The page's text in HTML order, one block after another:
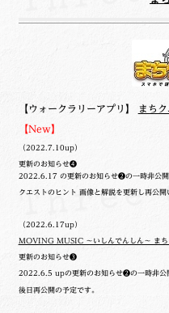
【ウォークラリーアプリ】 まちク
【New】
（2022.7.10up）
更新のお知らせ❹
2022.6.17 の更新のお知らせ❷の一時非公開
クエストのヒント 画像と解説を更新し再公開
（2022.6.17up）
MOVING MUSIC ～いしんでんしん～ まち
更新のお知らせ❸
2022.6.5 upの更新のお知らせ❷の一時非公
後日再公開の予定です。